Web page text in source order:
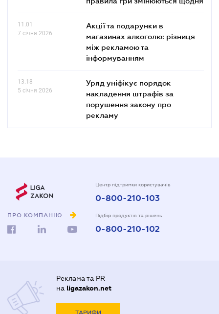
11.01
7 січня 2026
Акції та подарунки в
магазинах алкоголю: різниця
між рекламою та
інформуванням
13.18
5 січня 2026
Уряд уніфікує порядок
накладення штрафів за
порушення закону про
рекламу
ПРО КОМПАНІЮ
Центр підтримки користувачів
0-800-210-103
Підбір продуктів та рішень
0-800-210-102
Реклама та PR
на ligazakon.net
ТАРИФИ